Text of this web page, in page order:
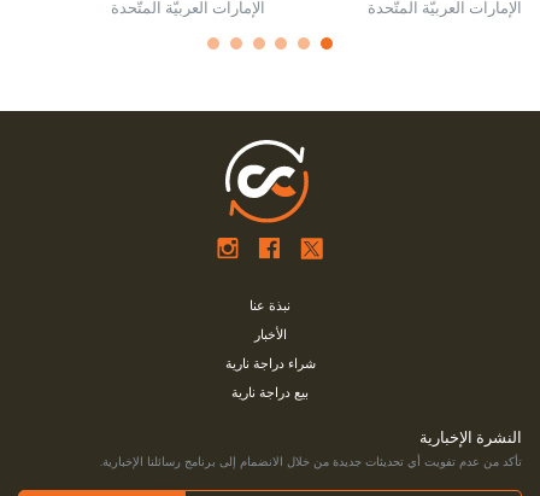
الإمارات العربيّة المتّحدة الإمارات العربيّة المتّحدة
نبذة عنا
الأخبار
شراء دراجة نارية
بيع دراجة نارية
النشرة الإخبارية
تأكد من عدم تفويت أي تحديثات جديدة من خلال الانضمام إلى برنامج رسائلنا الإخبارية.